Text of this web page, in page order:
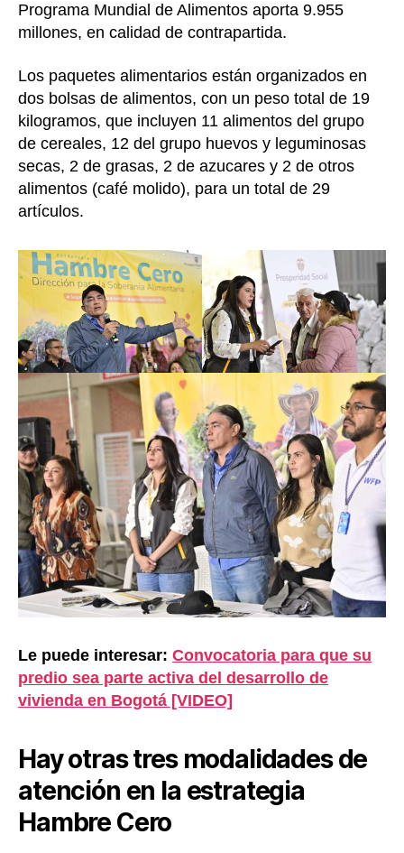
Programa Mundial de Alimentos aporta 9.955
millones, en calidad de contrapartida.
Los paquetes alimentarios están organizados en
dos bolsas de alimentos, con un peso total de 19
kilogramos, que incluyen 11 alimentos del grupo
de cereales, 12 del grupo huevos y leguminosas
secas, 2 de grasas, 2 de azucares y 2 de otros
alimentos (café molido), para un total de 29
artículos.
Le puede interesar: Convocatoria para que su
predio sea parte activa del desarrollo de
vivienda en Bogotá [VIDEO]
Hay otras tres modalidades de
atención en la estrategia
Hambre Cero